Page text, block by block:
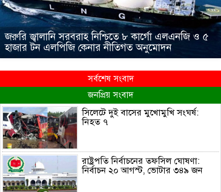
জরুরি জ্বালানি সরবরাহ নিশ্চিতে ৮ কার্গো এলএনজি ও ৫
হাজার টন এলপিজি কেনার নীতিগত অনুমোদন
সর্বশেষ সংবাদ
জনপ্রিয় সংবাদ
সিলেটে দুই বাসের মুখোমুখি সংঘর্ষ:
নিহত ৭
রাষ্ট্রপতি নির্বাচনের তফসিল ঘোষণা:
নির্বাচন ২০ আগস্ট, ভোটার ৩৪৯ জন